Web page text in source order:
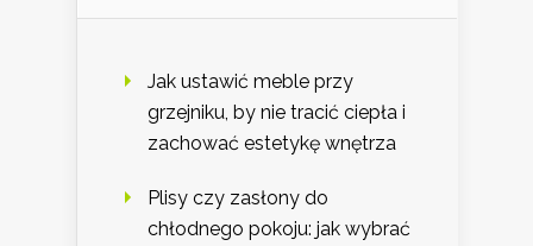
Jak ustawić meble przy
grzejniku, by nie tracić ciepła i
zachować estetykę wnętrza
Plisy czy zasłony do
chłodnego pokoju: jak wybrać